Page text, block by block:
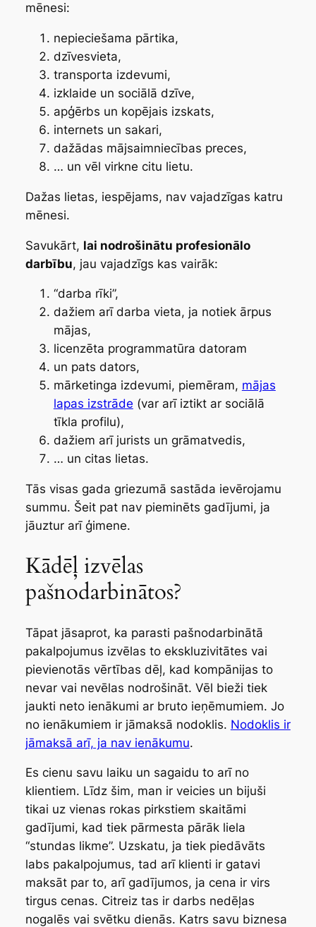
mēnesi:
nepieciešama pārtika,
dzīvesvieta,
transporta izdevumi,
izklaide un sociālā dzīve,
apģērbs un kopējais izskats,
internets un sakari,
dažādas mājsaimniecības preces,
… un vēl virkne citu lietu.
Dažas lietas, iespējams, nav vajadzīgas katru
mēnesi.
Savukārt, lai nodrošinātu profesionālo
darbību, jau vajadzīgs kas vairāk:
“darba rīki”,
dažiem arī darba vieta, ja notiek ārpus
mājas,
licenzēta programmatūra datoram
un pats dators,
mārketinga izdevumi, piemēram, mājas
lapas izstrāde (var arī iztikt ar sociālā
tīkla profilu),
dažiem arī jurists un grāmatvedis,
… un citas lietas.
Tās visas gada griezumā sastāda ievērojamu
summu. Šeit pat nav pieminēts gadījumi, ja
jāuztur arī ģimene.
Kādēļ izvēlas
pašnodarbinātos?
Tāpat jāsaprot, ka parasti pašnodarbinātā
pakalpojumus izvēlas to ekskluzivitātes vai
pievienotās vērtības dēļ, kad kompānijas to
nevar vai nevēlas nodrošināt. Vēl bieži tiek
jaukti netoienākumi ar brutoieņēmumiem. Jo
no ienākumiem ir jāmaksā nodoklis. Nodoklis ir
jāmaksā arī, ja nav ienākumu.
Es cienu savu laiku un sagaidu to arī no
klientiem. Līdz šim, man ir veicies un bijuši
tikai uz vienas rokas pirkstiem skaitāmi
gadījumi, kad tiek pārmesta pārāk liela
“stundas likme”. Uzskatu, ja tiek piedāvāts
labs pakalpojumus, tad arī klienti ir gatavi
maksāt par to, arī gadījumos, ja cena ir virs
tirgus cenas. Citreiz tas ir darbs nedēļas
nogalēs vai svētku dienās. Katrs savu biznesa